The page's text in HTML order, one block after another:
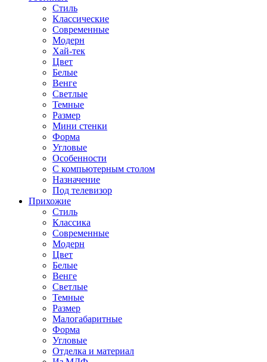
Стиль
Классические
Современные
Модерн
Хай-тек
Цвет
Белые
Венге
Светлые
Темные
Размер
Мини стенки
Форма
Угловые
Особенности
С компьютерным столом
Назначение
Под телевизор
Прихожие
Стиль
Классика
Современные
Модерн
Цвет
Белые
Венге
Светлые
Темные
Размер
Малогабаритные
Форма
Угловые
Отделка и материал